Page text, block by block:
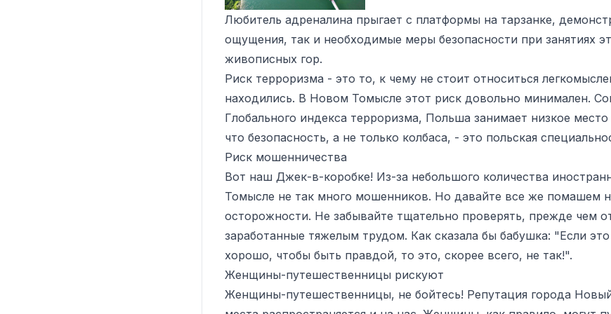
Любитель адреналина прыгает с платформы на тарзанке,
ощущения, так и необходимые меры безопасности при занятиях
живописных гор.
Риск терроризма - это то, к чему не стоит относиться
находились. В Новом Томысле этот риск довольно минимален.
Глобального индекса терроризма, Польша занимает низкое
что безопасность, а не только колбаса, - это польская
Риск мошенничества
Вот наш Джек-в-коробке! Из-за небольшого количества
Томысле не так много мошенников. Но давайте все же помашем
осторожности. Не забывайте тщательно проверять, прежде чем
заработанные тяжелым трудом. Как сказала бы бабушка: "Если
хорошо, чтобы быть правдой, то это, скорее всего, не так!".
Женщины-путешественницы рискуют
Женщины-путешественницы, не бойтесь! Репутация города